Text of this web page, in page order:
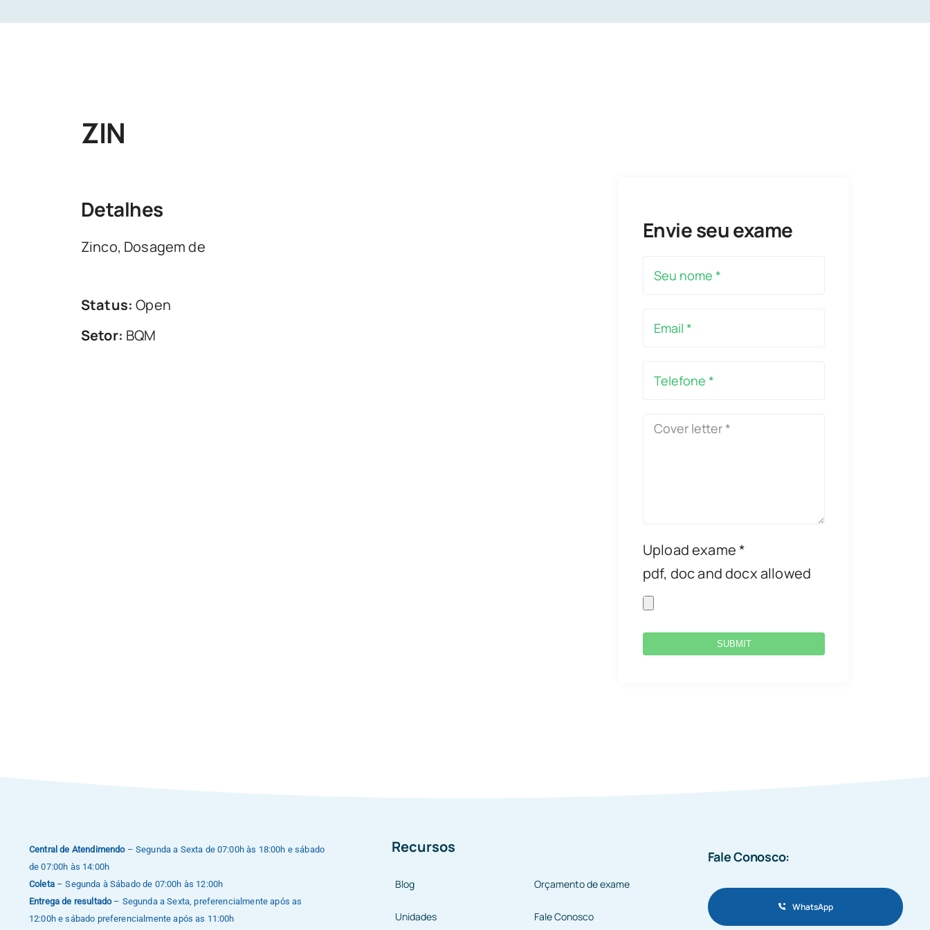
ZIN
Detalhes
Zinco, Dosagem de
Status: Open
Setor: BQM
Envie seu exame
Upload exame *
pdf, doc and docx allowed
SUBMIT
Central de Atendimendo– Segunda a Sexta de 07:00h às 18:00h e sábado
de 07:00h às 14:00h
Coleta– Segunda à Sábado de 07:00h às 12:00h
Entrega de resultado– Segunda a Sexta, preferencialmente após as
12:00h e sábado preferencialmente após as 11:00h
Recursos
Blog
Unidades
Orçamento de exame
Fale Conosco
Fale Conosco:
WhatsApp